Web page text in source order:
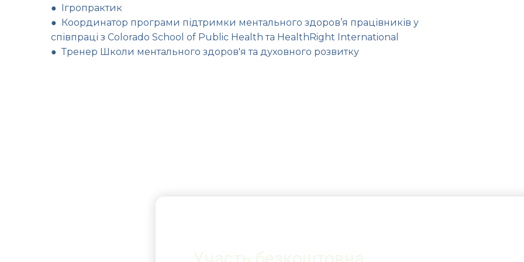
● Ігропрактик
● Координатор програми підтримки ментального здоров’я працівників у
співпраці з Colorado School of Public Health та HealthRight International
● Тренер Школи ментального здоров'я та духовного розвитку